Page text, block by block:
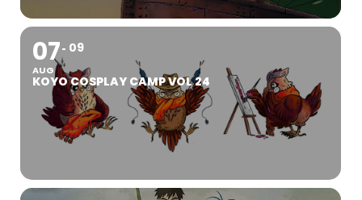
07
AUG
09
KOYO COSPLAY CAMP VOL 24